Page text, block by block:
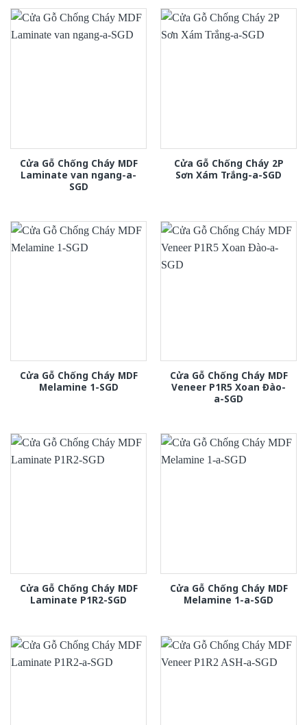
Cửa Gỗ Chống Cháy MDF
Laminate van ngang-a-
SGD
Cửa Gỗ Chống Cháy 2P
Sơn Xám Trắng-a-SGD
Cửa Gỗ Chống Cháy MDF
Melamine 1-SGD
Cửa Gỗ Chống Cháy MDF
Veneer P1R5 Xoan Đào-
a-SGD
Cửa Gỗ Chống Cháy MDF
Laminate P1R2-SGD
Cửa Gỗ Chống Cháy MDF
Melamine 1-a-SGD